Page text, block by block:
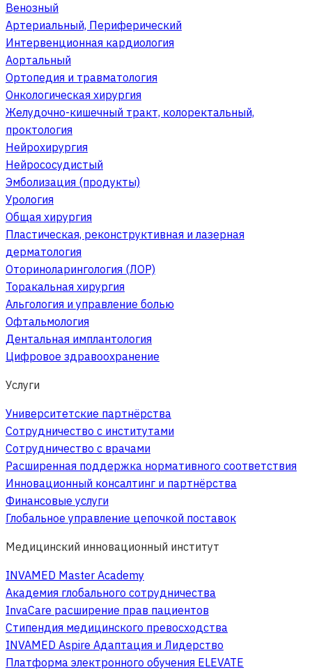
Венозный
Артериальный, Периферический
Интервенционная кардиология
Аортальный
Ортопедия и травматология
Онкологическая хирургия
Желудочно-кишечный тракт, колоректальный,
проктология
Нейрохирургия
Нейрососудистый
Эмболизация (продукты)
Урология
Общая хирургия
Пластическая, реконструктивная и лазерная
дерматология
Оториноларингология (ЛОР)
Торакальная хирургия
Альгология и управление болью
Офтальмология
Дентальная имплантология
Цифровое здравоохранение
Услуги
Университетские партнёрства
Сотрудничество с институтами
Сотрудничество с врачами
Расширенная поддержка нормативного соответствия
Инновационный консалтинг и партнёрства
Финансовые услуги
Глобальное управление цепочкой поставок
Медицинский инновационный институт
INVAMED Master Academy
Академия глобального сотрудничества
InvaCare расширение прав пациентов
Стипендия медицинского превосходства
INVAMED Aspire Адаптация и Лидерство
Платформа электронного обучения ELEVATE